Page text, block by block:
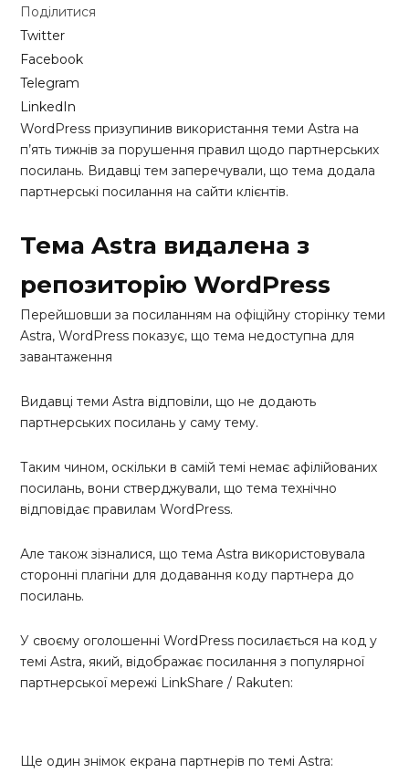
Поділитися
Twitter
Facebook
Telegram
LinkedIn
WordPress призупинив використання теми Astra на
п’ять тижнів за порушення правил щодо партнерських
посилань. Видавці тем заперечували, що тема додала
партнерські посилання на сайти клієнтів.
Тема Astra видалена з
репозиторію WordPress
Перейшовши за посиланням на офіційну сторінку теми
Astra, WordPress показує, що тема недоступна для
завантаження
Видавці теми Astra відповіли, що не додають
партнерських посилань у саму тему.
Таким чином, оскільки в самій темі немає афілійованих
посилань, вони стверджували, що тема технічно
відповідає правилам WordPress.
Але також зізналися, що тема Astra використовувала
сторонні плагіни для додавання коду партнера до
посилань.
У своєму оголошенні WordPress посилається на код у
темі Astra, який, відображає посилання з популярної
партнерської мережі LinkShare / Rakuten:
Ще один знімок екрана партнерів по темі Astra: